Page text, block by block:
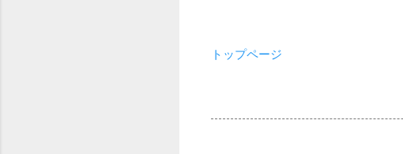
トップページ